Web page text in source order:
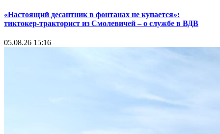
«Настоящий десантник в фонтанах не купается»:
тиктокер-тракторист из Смолевичей – о службе в ВДВ
05.08.26 15:16